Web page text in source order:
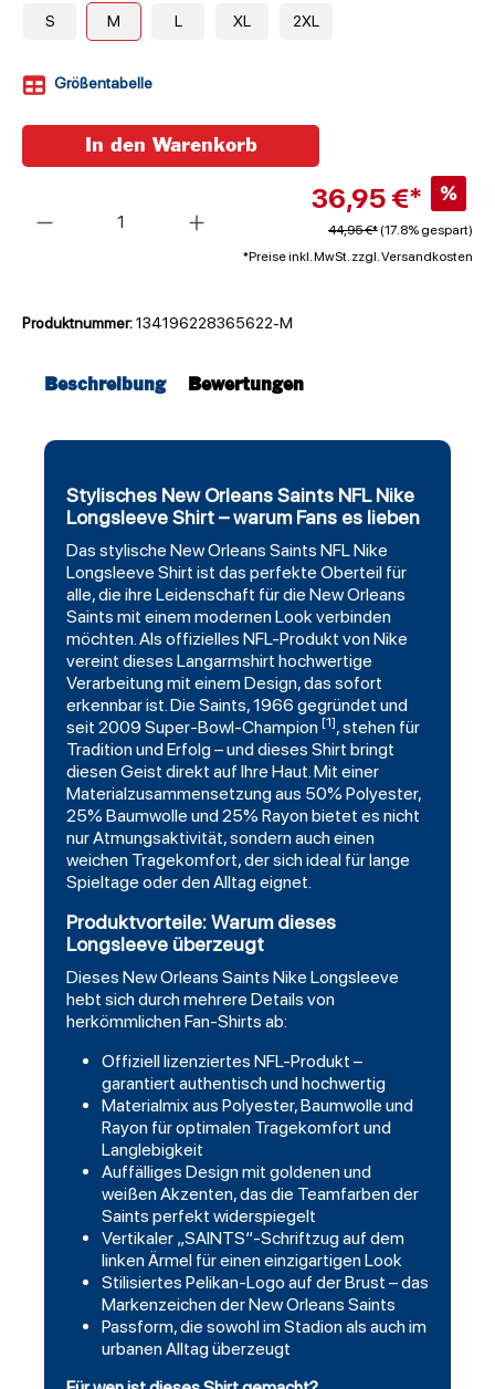
S M L XL 2XL
Größentabelle
36,95 €* %
44,95 €* (17.8% gespart)
*Preise inkl. MwSt. zzgl. Versandkosten
In den Warenkorb
Produktnummer:134196228365622-M
Beschreibung Bewertungen
Stylisches New Orleans Saints NFL Nike
Longsleeve Shirt – warum Fans es lieben
Das stylische New Orleans Saints NFL Nike
Longsleeve Shirt ist das perfekte Oberteil für
alle, die ihre Leidenschaft für die New Orleans
Saints mit einem modernen Look verbinden
möchten. Als offizielles NFL-Produkt von Nike
vereint dieses Langarmshirt hochwertige
Verarbeitung mit einem Design, das sofort
erkennbar ist. Die Saints, 1966 gegründet und
seit 2009 Super-Bowl-Champion [1], stehen für
Tradition und Erfolg – und dieses Shirt bringt
diesen Geist direkt auf Ihre Haut. Mit einer
Materialzusammensetzung aus 50% Polyester,
25% Baumwolle und 25% Rayon bietet es nicht
nur Atmungsaktivität, sondern auch einen
weichen Tragekomfort, der sich ideal für lange
Spieltage oder den Alltag eignet.
Produktvorteile: Warum dieses
Longsleeve überzeugt
Dieses New Orleans Saints Nike Longsleeve
hebt sich durch mehrere Details von
herkömmlichen Fan-Shirts ab:
Offiziell lizenziertes NFL-Produkt –
garantiert authentisch und hochwertig
Materialmix aus Polyester, Baumwolle und
Rayon für optimalen Tragekomfort und
Langlebigkeit
Auffälliges Design mit goldenen und
weißen Akzenten, das die Teamfarben der
Saints perfekt widerspiegelt
Vertikaler „SAINTS“-Schriftzug auf dem
linken Ärmel für einen einzigartigen Look
Stilisiertes Pelikan-Logo auf der Brust – das
Markenzeichen der New Orleans Saints
Passform, die sowohl im Stadion als auch im
urbanen Alltag überzeugt